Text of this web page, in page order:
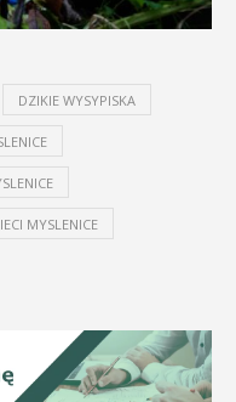
DZIKIE WYSYPISKA
MYSLENICE